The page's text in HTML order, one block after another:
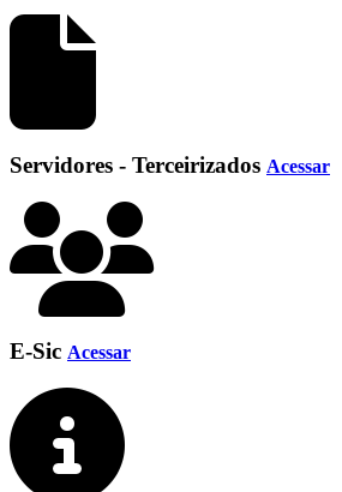
Servidores - Terceirizados Acessar
E-Sic Acessar